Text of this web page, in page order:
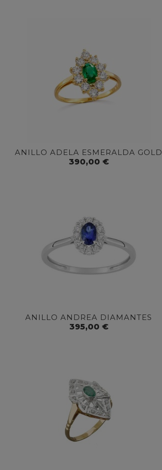
ANILLO ADELA ESMERALDA GOLD
390,00 €
ANILLO ANDREA DIAMANTES
395,00 €